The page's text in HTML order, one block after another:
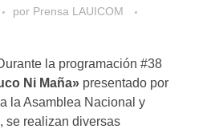
por Prensa LAUICOM
la programación #38
Ni Maña» presentado por
la Asamblea Nacional y
se realizan diversas